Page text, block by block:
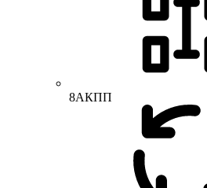
8АКПП